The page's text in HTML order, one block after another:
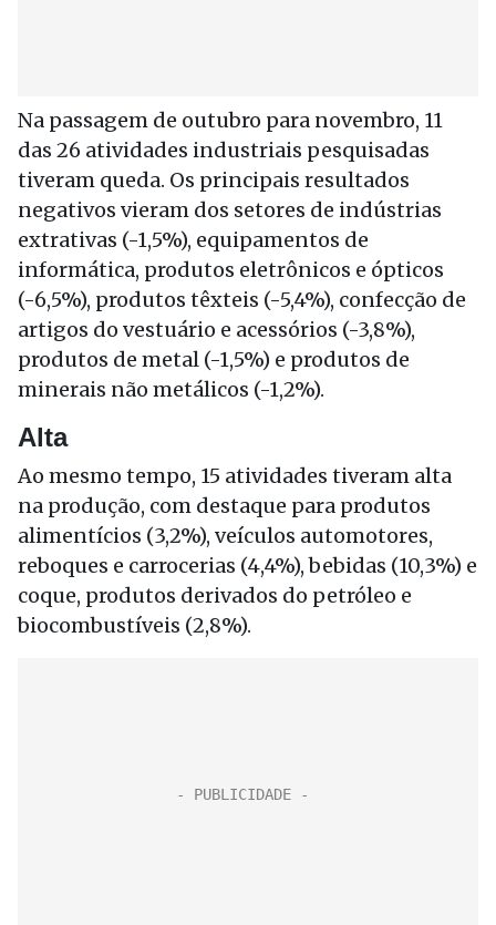
Na passagem de outubro para novembro, 11
das 26 atividades industriais pesquisadas
tiveram queda. Os principais resultados
negativos vieram dos setores de indústrias
extrativas (-1,5%), equipamentos de
informática, produtos eletrônicos e ópticos
(-6,5%), produtos têxteis (-5,4%), confecção de
artigos do vestuário e acessórios (-3,8%),
produtos de metal (-1,5%) e produtos de
minerais não metálicos (-1,2%).
Alta
Ao mesmo tempo, 15 atividades tiveram alta
na produção, com destaque para produtos
alimentícios (3,2%), veículos automotores,
reboques e carrocerias (4,4%), bebidas (10,3%) e
coque, produtos derivados do petróleo e
biocombustíveis (2,8%).